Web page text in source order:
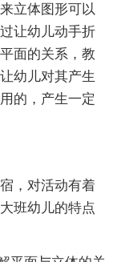
立体图形可以
让幼儿动手折
面的关系，教
幼儿对其产生
的，产生一定
，对活动有着
班幼儿的特点